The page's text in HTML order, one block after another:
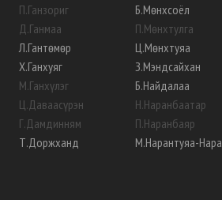
П.Ганзориг
Д.Ганмаа
Л.Гантөмөр
Х.Ганхуяг
М.Ганхүлэг
Ц.Даваасүрэн
Г.Дамдинням
Т.Доржханд
Б.Мөнхсоёл
П.Мөнхтулга
Ц.Мөнхтуяа
З.Мэндсайхан
Б.Найдалаа
Н.Наранбаатар
П.Наранбаяр
М.Нарантуяа-Нара